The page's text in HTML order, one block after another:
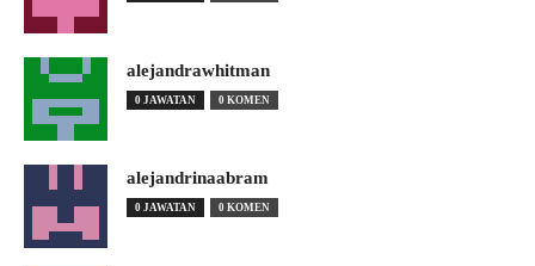
alejandrawhitman
0 JAWATAN 0 KOMEN
alejandrinaabram
0 JAWATAN 0 KOMEN